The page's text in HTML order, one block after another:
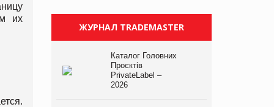
их
ЖУРНАЛ TRADEMASTER
Каталог Головних
Проєктів
PrivateLabel –
2026